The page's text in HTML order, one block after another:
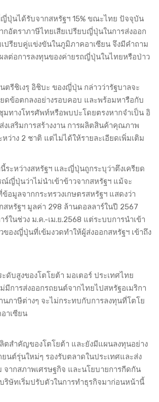
ปุ่นได้รับจากสหรัฐฯ 15% ขณะไทย ปัจจุบัน
กอัตราภาษีไทยเสียเปรียบญี่ปุ่นในการส่งออก
เปรียบคู่แข่งขันในภูมิภาคอาเซียน จึงมีคำถาม
ลต่อการลงทุนของค่ายรถญี่ปุ่นในไทยหรือป่าว
ตรีชิเงรุ อิชิบะ ของญี่ปุ่น กล่าวว่ารัฐบาลจะ
ดข้อตกลงอย่างรอบคอบ และพร้อมหารือกับ
มทางโทรศัพท์หรือพบปะโดยตรงหากจำเป็น อิ
งเสริมการสร้างงาน การผลิตสินค้าคุณภาพ
ว่าง 2 ชาติ แต่ไม่ได้ให้รายละเอียดเพิ่มเติม
ระหว่างสหรัฐฯ และญี่ปุ่นถูกระบุว่าตึงเครียด
ณ์ญี่ปุ่นว่าไม่นำเข้าข้าวจากสหรัฐฯ แม้จะ
อมูลจากกระทรวงเกษตรสหรัฐฯ แสดงว่า
สหรัฐฯ มูลค่า 298 ล้านดอลลาร์ในปี 2567
ร์ในช่วง ม.ค.-เม.ย.2568 แต่ระบบการนำเข้า
องญี่ปุ่นที่เข้มงวดทำให้ผู้ส่งออกสหรัฐฯ เข้าถึง
ดับสูงของโตโยต้า มอเตอร์ ประเทศไทย
มีการส่งออกรถยนต์จากไทยไปสหรัฐอเมริกา
นภาษีต่างๆ จะไม่กระทบกับการลงทุนที่โตโย
าเซียน
ตสำคัญของโตโยต้า และยังมีแผนลงทุนอย่าง
ยนต์รุ่นใหม่ๆ รองรับตลาดในประเทศและส่ง
จากสภาพเศรษฐกิจ และนโยบายการกีดกัน
ริษัทเริ่มปรับตัวในการทำธุรกิจมาก่อนหน้านี้